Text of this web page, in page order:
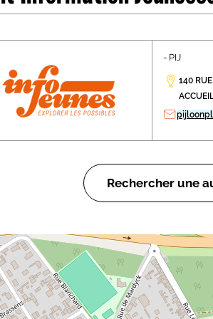
- PIJ
140
Rechercher une